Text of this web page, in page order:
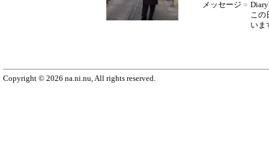
メッセージ ■
この
いま
Copyright © 2026 na.ni.nu, All rights reserved.